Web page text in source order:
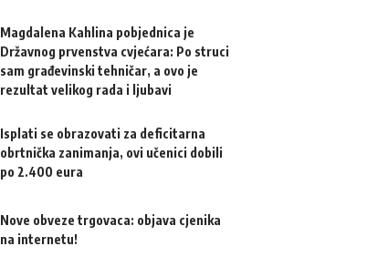
Magdalena Kahlina pobjednica je
Državnog prvenstva cvjećara: Po struci
sam građevinski tehničar, a ovo je
rezultat velikog rada i ljubavi
Isplati se obrazovati za deficitarna
obrtnička zanimanja, ovi učenici dobili
po 2.400 eura
Nove obveze trgovaca: objava cjenika
na internetu!